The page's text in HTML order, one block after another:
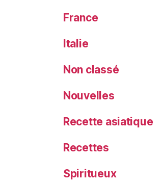
France
Italie
Non classé
Nouvelles
Recette asiatique
Recettes
Spiritueux